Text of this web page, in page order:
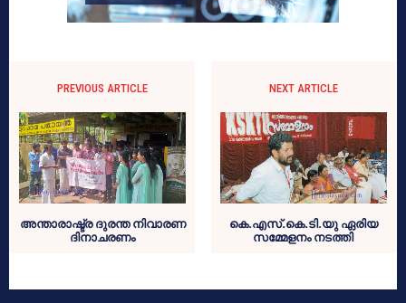
PREVIOUS ARTICLE
അന്താരാഷ്ട്ര ദുരന്ത നിവാരണ
ദിനാചരണം
NEXT ARTICLE
കെ.എസ്‌.കെ.ടി.യു ഏരിയ
സമ്മേളനം നടത്തി